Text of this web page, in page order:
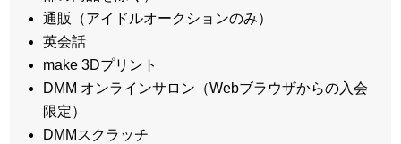
通販（アイドルオークションのみ）
英会話
make 3Dプリント
DMM オンラインサロン（Webブラウザからの入会
限定）
DMMスクラッチ